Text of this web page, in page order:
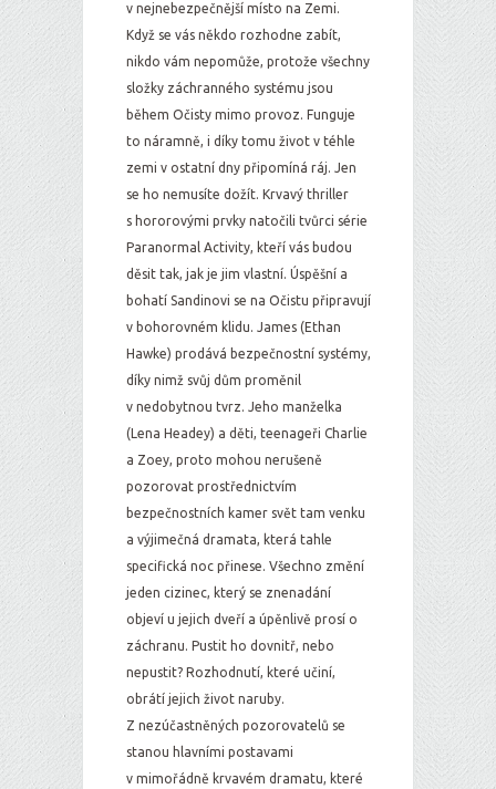
v nejnebezpečnější místo na Zemi.
Když se vás někdo rozhodne zabít,
nikdo vám nepomůže, protože všechny
složky záchranného systému jsou
během Očisty mimo provoz. Funguje
to náramně, i díky tomu život v téhle
zemi v ostatní dny připomíná ráj. Jen
se ho nemusíte dožít. Krvavý thriller
s hororovými prvky natočili tvůrci série
Paranormal Activity, kteří vás budou
děsit tak, jak je jim vlastní. Úspěšní a
bohatí Sandinovi se na Očistu připravují
v bohorovném klidu. James (Ethan
Hawke) prodává bezpečnostní systémy,
díky nimž svůj dům proměnil
v nedobytnou tvrz. Jeho manželka
(Lena Headey) a děti, teenageři Charlie
a Zoey, proto mohou nerušeně
pozorovat prostřednictvím
bezpečnostních kamer svět tam venku
a výjimečná dramata, která tahle
specifická noc přinese. Všechno změní
jeden cizinec, který se znenadání
objeví u jejich dveří a úpěnlivě prosí o
záchranu. Pustit ho dovnitř, nebo
nepustit? Rozhodnutí, které učiní,
obrátí jejich život naruby.
Z nezúčastněných pozorovatelů se
stanou hlavními postavami
v mimořádně krvavém dramatu, které